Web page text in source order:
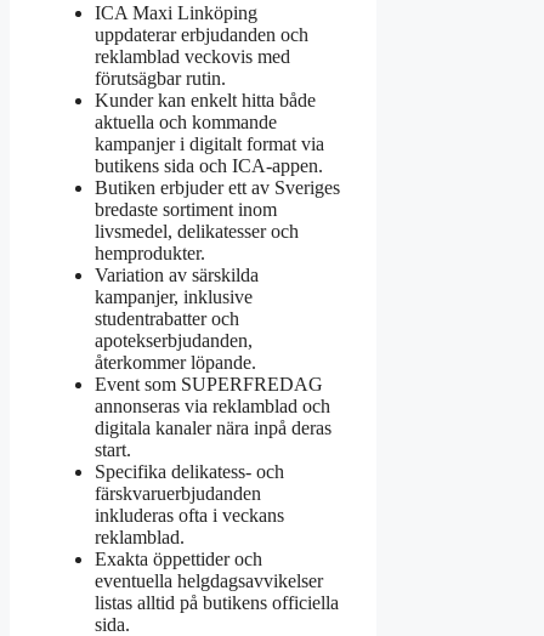
ICA Maxi Linköping
uppdaterar erbjudanden och
reklamblad veckovis med
förutsägbar rutin.
Kunder kan enkelt hitta både
aktuella och kommande
kampanjer i digitalt format via
butikens sida och ICA-appen.
Butiken erbjuder ett av Sveriges
bredaste sortiment inom
livsmedel, delikatesser och
hemprodukter.
Variation av särskilda
kampanjer, inklusive
studentrabatter och
apotekserbjudanden,
återkommer löpande.
Event som SUPERFREDAG
annonseras via reklamblad och
digitala kanaler nära inpå deras
start.
Specifika delikatess- och
färskvaruerbjudanden
inkluderas ofta i veckans
reklamblad.
Exakta öppettider och
eventuella helgdagsavvikelser
listas alltid på butikens officiella
sida.